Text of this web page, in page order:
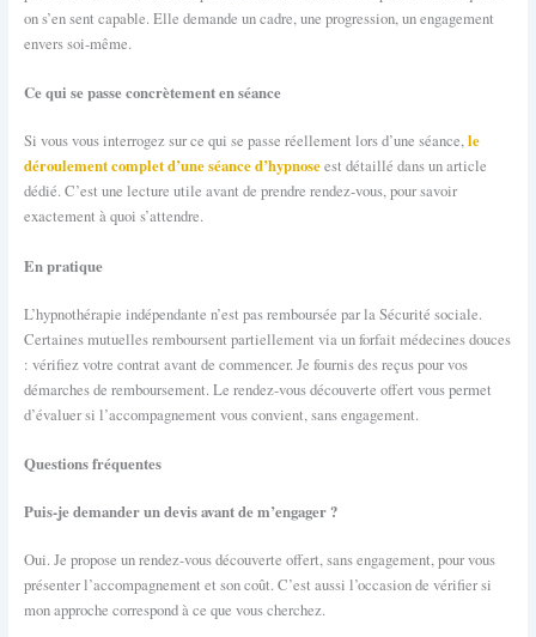
on s’en sent capable. Elle demande un cadre, une progression, un engagement
envers soi-même.
Ce qui se passe concrètement en séance
Si vous vous interrogez sur ce qui se passe réellement lors d’une séance,le
déroulement complet d’une séance d’hypnoseest détaillé dans un article
dédié. C’est une lecture utile avant de prendre rendez-vous, pour savoir
exactement à quoi s’attendre.
En pratique
L’hypnothérapie indépendante n’est pas remboursée par la Sécurité sociale.
Certaines mutuelles remboursent partiellement via un forfait médecines douces
: vérifiez votre contrat avant de commencer. Je fournis des reçus pour vos
démarches de remboursement. Le rendez-vous découverte offert vous permet
d’évaluer si l’accompagnement vous convient, sans engagement.
Questions fréquentes
Puis-je demander un devis avant de m’engager ?
Oui. Je propose un rendez-vous découverte offert, sans engagement, pour vous
présenter l’accompagnement et son coût. C’est aussi l’occasion de vérifier si
mon approche correspond à ce que vous cherchez.